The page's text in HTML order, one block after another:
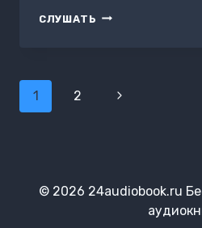
СЛУШАТЬ
Навигация
по
1 2
Следующая
© 2026 24audiobook.ru